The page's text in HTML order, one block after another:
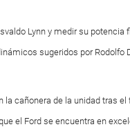
Lynn y medir su potencia
sugeridos por Rodolfo
cañonera de la unidad tras el
el Ford se encuentra en